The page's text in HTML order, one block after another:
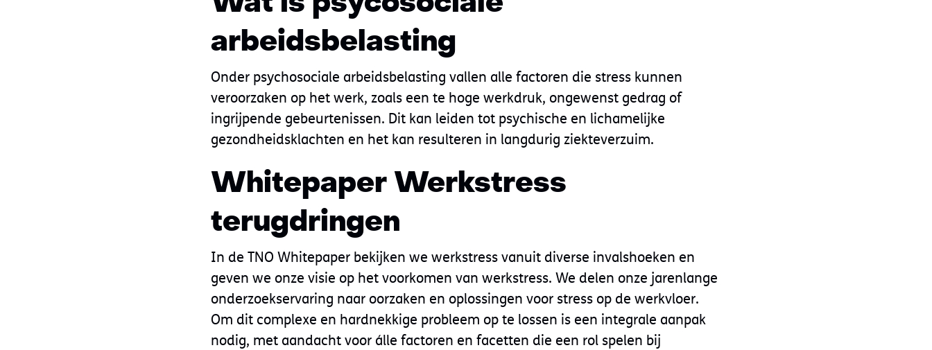
arbeidsbelasting
Onder psychosociale arbeidsbelasting vallen alle factoren die stress kunnen
veroorzaken op het werk, zoals een te hoge werkdruk, ongewenst gedrag of
ingrijpende gebeurtenissen. Dit kan leiden tot psychische en lichamelijke
gezondheidsklachten en het kan resulteren in langdurig ziekteverzuim.
Whitepaper Werkstress
terugdringen
In de TNO Whitepaper bekijken we werkstress vanuit diverse invalshoeken en
geven we onze visie op het voorkomen van werkstress. We delen onze jarenlange
onderzoekservaring naar oorzaken en oplossingen voor stress op de werkvloer.
Om dit complexe en hardnekkige probleem op te lossen is een integrale aanpak
nodig, met aandacht voor álle factoren en facetten die een rol spelen bij